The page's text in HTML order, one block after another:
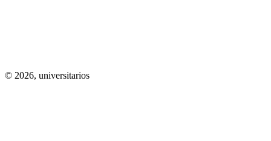
© 2026, universitarios